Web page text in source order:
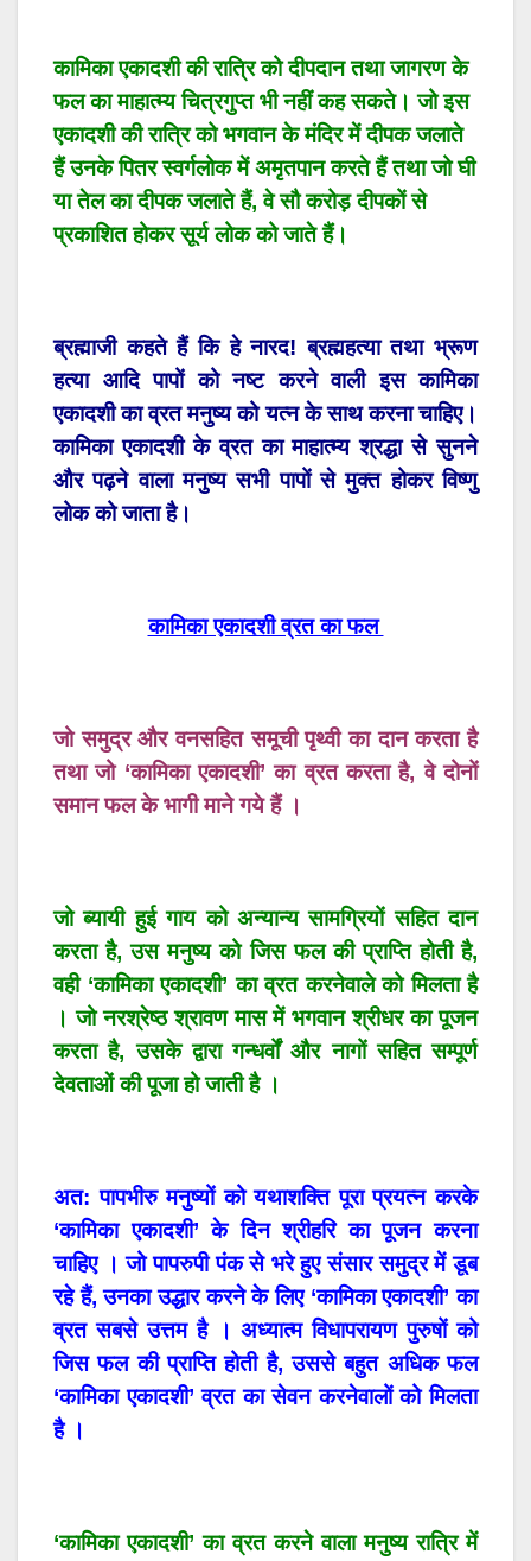
कामिका एकादशी की रात्रि को दीपदान तथा जागरण के
फल का माहात्म्य चित्रगुप्त भी नहीं कह सकते। जो इस
एकादशी की रात्रि को भगवान के मंदिर में दीपक जलाते
हैं उनके पितर स्वर्गलोक में अमृतपान करते हैं तथा जो घी
या तेल का दीपक जलाते हैं, वे सौ करोड़ दीपकों से
प्रकाशित होकर सूर्य लोक को जाते हैं।
ब्रह्माजी कहते हैं कि हे नारद! ब्रह्महत्या तथा भ्रूण
हत्या आदि पापों को नष्ट करने वाली इस कामिका
एकादशी का व्रत मनुष्य को यत्न के साथ करना चाहिए।
कामिका एकादशी के व्रत का माहात्म्य श्रद्धा से सुनने
और पढ़ने वाला मनुष्य सभी पापों से मुक्त होकर विष्णु
लोक को जाता है।
कामिका एकादशी व्रत का फल
जो समुद्र और वनसहित समूची पृथ्वी का दान करता है
तथा जो ‘कामिका एकादशी’ का व्रत करता है, वे दोनों
समान फल के भागी माने गये हैं ।
जो ब्यायी हुई गाय को अन्यान्य सामग्रियों सहित दान
करता है, उस मनुष्य को जिस फल की प्राप्ति होती है,
वही ‘कामिका एकादशी’ का व्रत करनेवाले को मिलता है
। जो नरश्रेष्ठ श्रावण मास में भगवान श्रीधर का पूजन
करता है, उसके द्वारा गन्धर्वों और नागों सहित सम्पूर्ण
देवताओं की पूजा हो जाती है ।
अत: पापभीरु मनुष्यों को यथाशक्ति पूरा प्रयत्न करके
‘कामिका एकादशी’ के दिन श्रीहरि का पूजन करना
चाहिए । जो पापरुपी पंक से भरे हुए संसार समुद्र में डूब
रहे हैं, उनका उद्धार करने के लिए ‘कामिका एकादशी’ का
व्रत सबसे उत्तम है । अध्यात्म विधापरायण पुरुषों को
जिस फल की प्राप्ति होती है, उससे बहुत अधिक फल
‘कामिका एकादशी’ व्रत का सेवन करनेवालों को मिलता
है ।
‘कामिका एकादशी’ का व्रत करने वाला मनुष्य रात्रि में